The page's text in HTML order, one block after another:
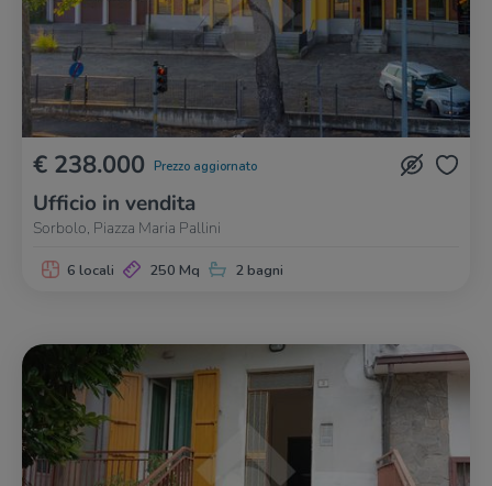
€ 238.000 Prezzo aggiornato
Ufficio in vendita
Sorbolo, Piazza Maria Pallini
6 locali 250 Mq 2 bagni